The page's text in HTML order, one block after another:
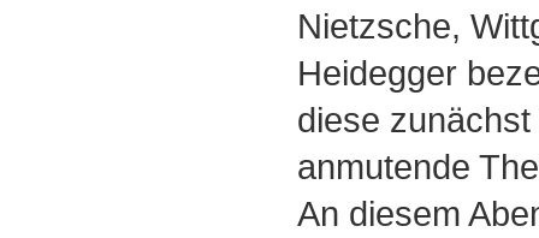
Nietzsche,
Heidegger
diese
anmutende
An diesem